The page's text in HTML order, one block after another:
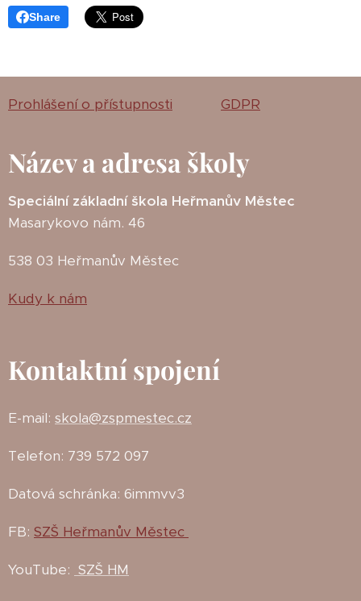
Share
Prohlášení o přístupnosti GDPR
Název a adresa školy
Speciální základní škola Heřmanův Městec
Masarykovo nám. 46
538 03 Heřmanův Městec
Kudy k nám
Kontaktní spojení
E-mail: skola@zspmestec.cz
Telefon: 739 572 097
Datová schránka: 6immvv3
FB: SZŠ Heřmanův Městec
YouTube: SZŠ HM